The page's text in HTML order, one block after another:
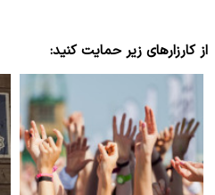
از کارزارهای زیر حمایت کنید: